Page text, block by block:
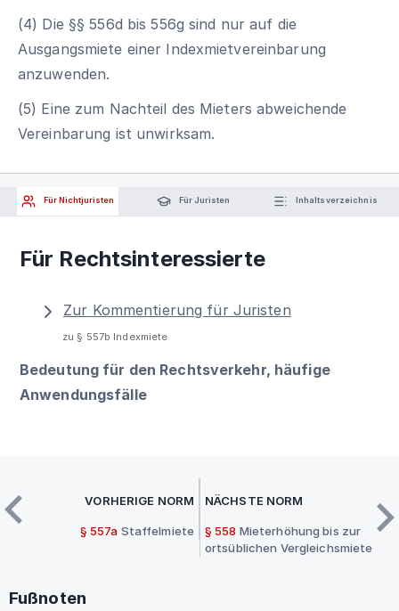
(4) Die §§ 556d bis 556g sind nur auf die
Ausgangsmiete einer Indexmietvereinbarung
anzuwenden.
(5) Eine zum Nachteil des Mieters abweichende
Vereinbarung ist unwirksam.
Für Nichtjuristen Für Juristen Inhaltsverzeichnis
Für Rechtsinteressierte
Zur Kommentierung für Juristen
zu § 557b Indexmiete
Bedeutung für den Rechtsverkehr, häufige
Anwendungsfälle
VORHERIGE NORM
§ 557a Staffelmiete
NÄCHSTE NORM
§ 558 Mieterhöhung bis zur
ortsüblichen Vergleichsmiete
Fußnoten